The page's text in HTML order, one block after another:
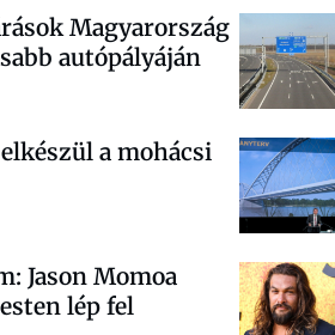
Magyarország
autópályáján
a mohácsi
Jason Momoa
lép fel